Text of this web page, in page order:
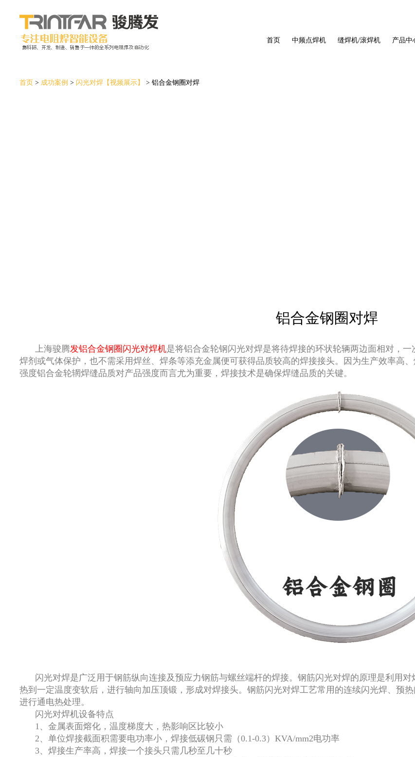
首页 中频点焊机 缝焊机/滚焊机 产品中
首页 > 成功案例 > 闪光对焊【视频展示】 >铝合金钢圈对焊
铝合金钢圈对焊
上海骏腾发铝合金钢圈闪光对焊机是将铝合金轮钢闪光对焊是将待焊接的环状轮辆两边面相对，
焊剂或气体保护，也不需采用焊丝、焊条等添充金属便可获得品质较高的焊接接头。因为生产效率高
强度铝合金轮辋焊缝品质对产品强度而言尤为重要，焊接技术是确保焊缝品质的关键。
闪光对焊是广泛用于钢筋纵向连接及预应力钢筋与螺丝端杆的焊接。钢筋闪光对焊的原理是利用
热到一定温度变软后，进行轴向加压顶锻，形成对焊接头。钢筋闪光对焊工艺常用的连续闪光焊、预
进行通电热处理。
闪光对焊机设备特点
1、金属表面熔化，温度梯度大，热影响区比较小
2、单位焊接截面积需要电功率小，焊接低碳钢只需（0.1-0.3）KVA/mm2电功率
3、焊接生产率高，焊接一个接头只需几秒至几十秒